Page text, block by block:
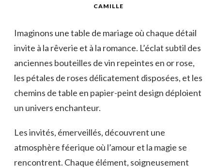
CAMILLE
Imaginons une table de mariage où chaque détail
invite à la rêverie et à la romance. L’éclat subtil des
anciennes bouteilles de vin repeintes en or rose,
les pétales de roses délicatement disposées, et les
chemins de table en papier-peint design déploient
un univers enchanteur.
Les invités, émerveillés, découvrent une
atmosphère féerique où l’amour et la magie se
rencontrent. Chaque élément, soigneusement